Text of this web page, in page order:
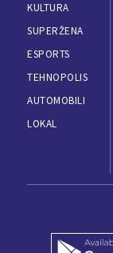
KULTURA
SUPERŽENA
ESPORTS
TEHNOPOLIS
AUTOMOBILI
LOKAL